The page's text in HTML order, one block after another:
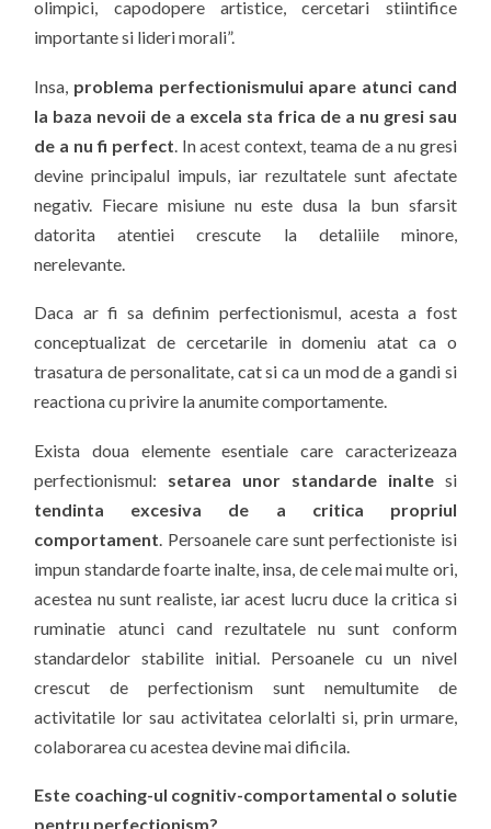
olimpici, capodopere artistice, cercetari stiintifice
importante si lideri morali”.
Insa, problema perfectionismului apare atunci cand
la baza nevoii de a excela sta frica de a nu gresi sau
de a nu fi perfect . In acest context, teama de a nu gresi
devine principalul impuls, iar rezultatele sunt afectate
negativ. Fiecare misiune nu este dusa la bun sfarsit
datorita atentiei crescute la detaliile minore,
nerelevante.
Daca ar fi sa definim perfectionismul, acesta a fost
conceptualizat de cercetarile in domeniu atat ca o
trasatura de personalitate, cat si ca un mod de a gandi si
reactiona cu privire la anumite comportamente.
Exista doua elemente esentiale care caracterizeaza
perfectionismul: setarea unor standarde inaltesi
tendinta excesiva de a critica propriul
comportament. Persoanele care sunt perfectioniste isi
impun standarde foarte inalte, insa, de cele mai multe ori,
acestea nu sunt realiste, iar acest lucru duce la critica si
ruminatie atunci cand rezultatele nu sunt conform
standardelor stabilite initial. Persoanele cu un nivel
crescut de perfectionism sunt nemultumite de
activitatile lor sau activitatea celorlalti si, prin urmare,
colaborarea cu acestea devine mai dificila.
Este coaching-ul cognitiv-comportamental o solutie
pentru perfectionism?